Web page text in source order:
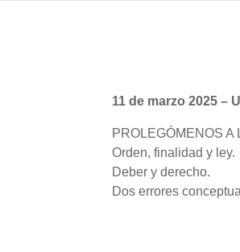
11 de marzo 2025 –
PROLEGÓMENOS
Orden, finalidad y ley.
Deber y derecho.
Dos errores